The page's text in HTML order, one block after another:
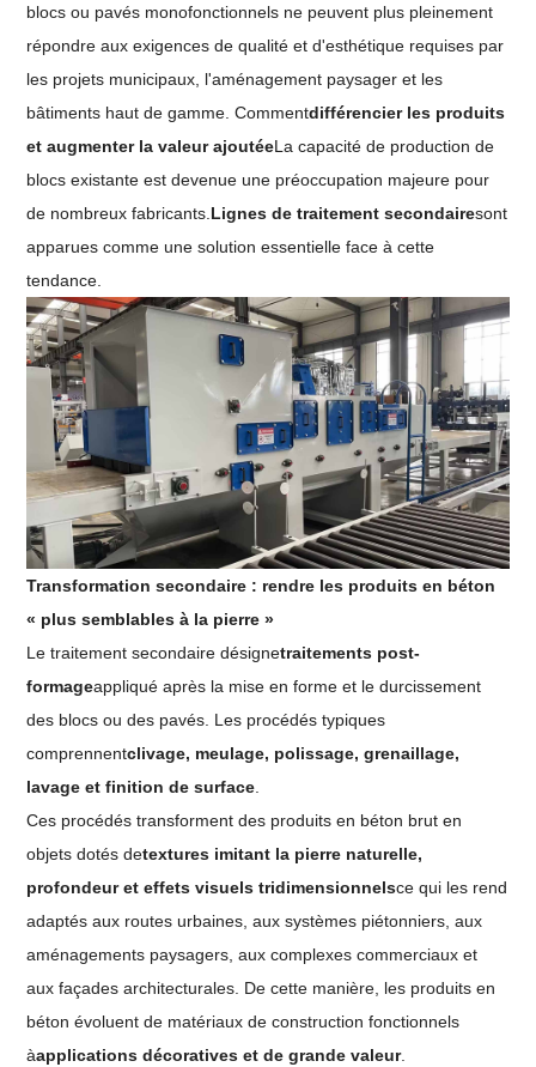
blocs ou pavés monofonctionnels ne peuvent plus pleinement
répondre aux exigences de qualité et d'esthétique requises par
les projets municipaux, l'aménagement paysager et les
bâtiments haut de gamme. Commentdifférencier les produits
et augmenter la valeur ajoutéeLa capacité de production de
blocs existante est devenue une préoccupation majeure pour
de nombreux fabricants. Lignes de traitement secondairesont
apparues comme une solution essentielle face à cette
tendance.
Transformation secondaire : rendre les produits en béton
« plus semblables à la pierre »
Le traitement secondaire désignetraitements post-
formageappliqué après la mise en forme et le durcissement
des blocs ou des pavés. Les procédés typiques
comprennentclivage, meulage, polissage, grenaillage,
lavage et finition de surface
Ces procédés transforment des produits en béton brut en
objets dotés detextures imitant la pierre naturelle,
profondeur et effets visuels tridimensionnelsce qui les rend
adaptés aux routes urbaines, aux systèmes piétonniers, aux
aménagements paysagers, aux complexes commerciaux et
aux façades architecturales. De cette manière, les produits en
béton évoluent de matériaux de construction fonctionnels
àapplications décoratives et de grande valeur.